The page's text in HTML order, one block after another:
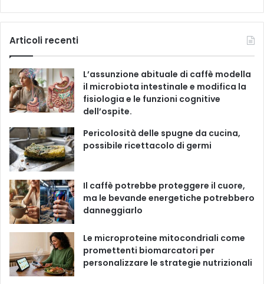
o
r
i
e
a
e
b
o
o
k
o
T
u
b
e
n
t
a
g
r
a
i
T
o
k
Articoli recenti
L’assunzione abituale di caffè modella
il microbiota intestinale e modifica la
fisiologia e le funzioni cognitive
dell’ospite.
Pericolosità delle spugne da cucina,
possibile ricettacolo di germi
Il caffè potrebbe proteggere il cuore,
ma le bevande energetiche potrebbero
danneggiarlo
Le microproteine ​​mitocondriali come
promettenti biomarcatori per
personalizzare le strategie nutrizionali